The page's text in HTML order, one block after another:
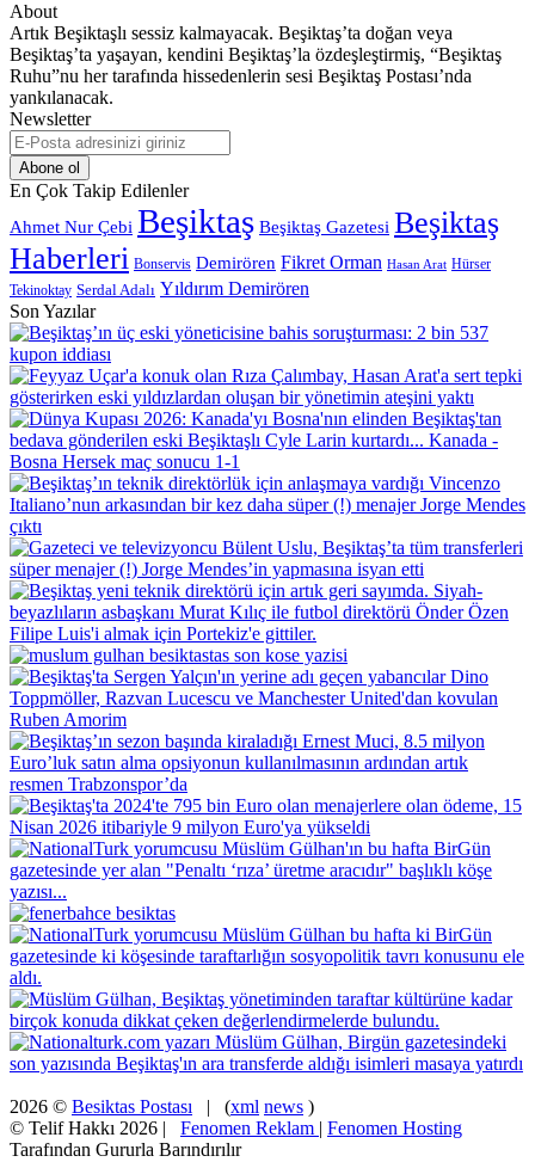
About
Artık Beşiktaşlı sessiz kalmayacak. Beşiktaş’ta doğan veya
Beşiktaş’ta yaşayan, kendini Beşiktaş’la özdeşleştirmiş, “Beşiktaş
Ruhu”nu her tarafında hissedenlerin sesi Beşiktaş Postası’nda
yankılanacak.
Newsletter
E-
Posta
adresinizi
giriniz
En Çok Takip Edilenler
Ahmet Nur Çebi Beşiktaş Beşiktaş Gazetesi Beşiktaş
Haberleri Bonservis Demirören Fikret Orman Hasan Arat Hürser
Tekinoktay Serdal Adalı Yıldırım Demirören
Son Yazılar
2026 © Besiktas Postası | (xml news )
© Telif Hakkı 2026 | Fenomen Reklam
Fenomen Hosting
Tarafından Gururla Barındırılır